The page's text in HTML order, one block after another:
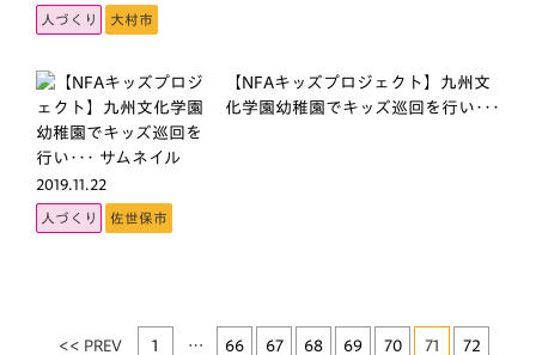
人づくり 大村市
2019.11.22
【NFAキッズプロジェクト】九州文
化学園幼稚園でキッズ巡回を行い･･･
人づくり 佐世保市
<< PREV 1 … 66 67 68 69 70 71 72